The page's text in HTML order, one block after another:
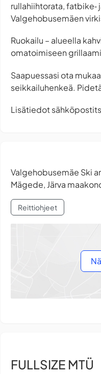
rullahiihtorata, fatbike‑
Valgehobusemäen
Ruokailu – alueella
omatoimiseen
Saapuessasi ota
seikkailuhenkeä.
Lisätiedot
Valgehobusemäe Ski
Mägede, Järva
Reittiohjeet
FULLSIZE MTÜ